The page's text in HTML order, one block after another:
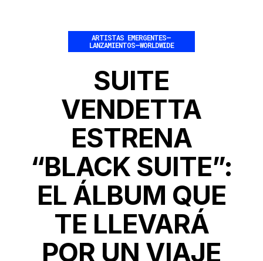
ARTISTAS EMERGENTES–
LANZAMIENTOS–WORLDWIDE
SUITE
VENDETTA
ESTRENA
“BLACK SUITE”:
EL ÁLBUM QUE
TE LLEVARÁ
POR UN VIAJE